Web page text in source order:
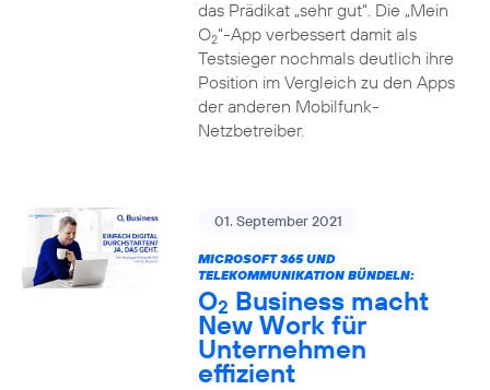
das Prädikat „sehr gut“. Die „Mein
O2“-App verbessert damit als
Testsieger nochmals deutlich ihre
Position im Vergleich zu den Apps
der anderen Mobilfunk-
Netzbetreiber.
01. September 2021
MICROSOFT 365 UND
TELEKOMMUNIKATION BÜNDELN:
O2 Business macht
New Work für
Unternehmen
effizient